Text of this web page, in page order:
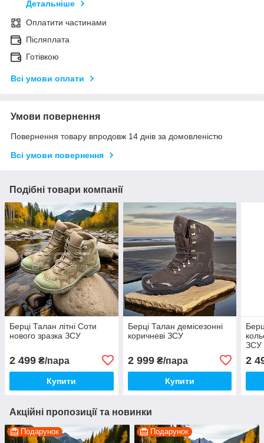
Детальніше
Оплатити частинами
Післяплата
Готівкою
Всі умови оплати
Умови повернення
Повернення товару впродовж 14 днів за домовленістю
Всі умови повернення
Подібні товари компанії
Берці Талан літні Соти
нового зразка ЗСУ
2 499 ₴/пара
Купити
Берці Талан демісезонні
коричневі ЗСУ
2 999₴/пара
Купити
ЗСУ
2
Акційні пропозиції та новинки
Подарунок Подарунок